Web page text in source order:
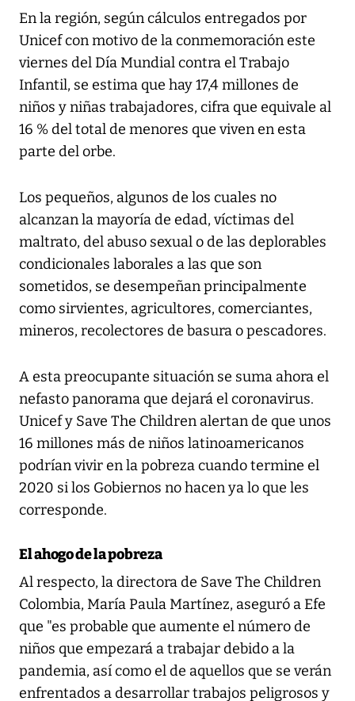
En la región, según cálculos entregados por
Unicef con motivo de la conmemoración este
viernes del Día Mundial contra el Trabajo
Infantil, se estima que hay 17,4 millones de
niños y niñas trabajadores, cifra que equivale al
16 % del total de menores que viven en esta
parte del orbe.
Los pequeños, algunos de los cuales no
alcanzan la mayoría de edad, víctimas del
maltrato, del abuso sexual o de las deplorables
condicionales laborales a las que son
sometidos, se desempeñan principalmente
como sirvientes, agricultores, comerciantes,
mineros, recolectores de basura o pescadores.
A esta preocupante situación se suma ahora el
nefasto panorama que dejará el coronavirus.
Unicef y Save The Children alertan de que unos
16 millones más de niños latinoamericanos
podrían vivir en la pobreza cuando termine el
2020 si los Gobiernos no hacen ya lo que les
corresponde.
El ahogo de la pobreza
Al respecto, la directora de Save The Children
Colombia, María Paula Martínez, aseguró a Efe
que "es probable que aumente el número de
niños que empezará a trabajar debido a la
pandemia, así como el de aquellos que se verán
enfrentados a desarrollar trabajos peligrosos y